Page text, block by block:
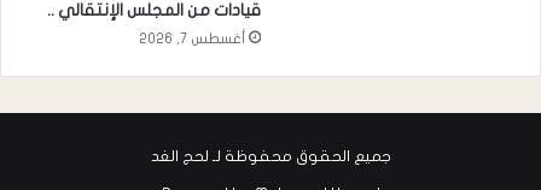
قيادات من المجلس الإنتقالي ..
أغسطس 7, 2026
جميع الحقوق محفوظة لـ لحج الغد